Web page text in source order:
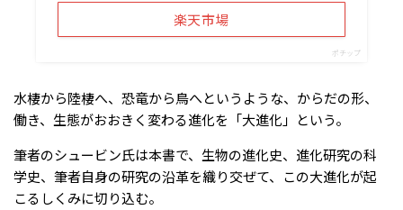
楽天市場
ポチップ
水棲から陸棲へ、恐竜から鳥へというような、からだの形、
働き、生態がおおきく変わる進化を「大進化」という。
筆者のシュービン氏は本書で、生物の進化史、進化研究の科
学史、筆者自身の研究の沿革を織り交ぜて、この大進化が起
こるしくみに切り込む。